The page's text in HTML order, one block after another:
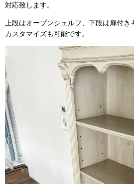
対応致します。
上段はオープンシェルフ、下段は扉付
カスタマイズも可能です。